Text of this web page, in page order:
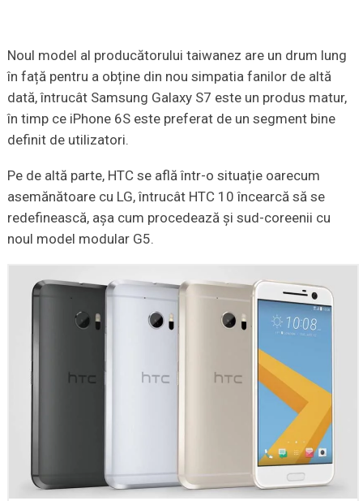
Noul model al producătorului taiwanez are un drum lung
în față pentru a obține din nou simpatia fanilor de altă
dată, întrucât Samsung Galaxy S7 este un produs matur,
în timp ce iPhone 6S este preferat de un segment bine
definit de utilizatori.
Pe de altă parte, HTC se află într-o situație oarecum
asemănătoare cu LG, întrucât HTC 10 încearcă să se
redefinească, așa cum procedează și sud-coreenii cu
noul model modular G5.